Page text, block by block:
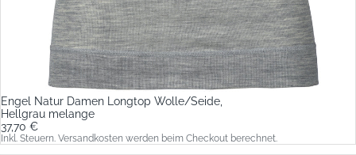
Engel Natur Damen Longtop Wolle/Seide,
Hellgrau melange
37,70 €
Inkl. Steuern. Versandkosten werden beim Checkout berechnet.